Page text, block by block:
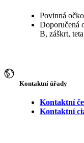
Povinná
Doporučená
B, záškrt,
Kontaktní úřady
Kontaktní
Kontaktní